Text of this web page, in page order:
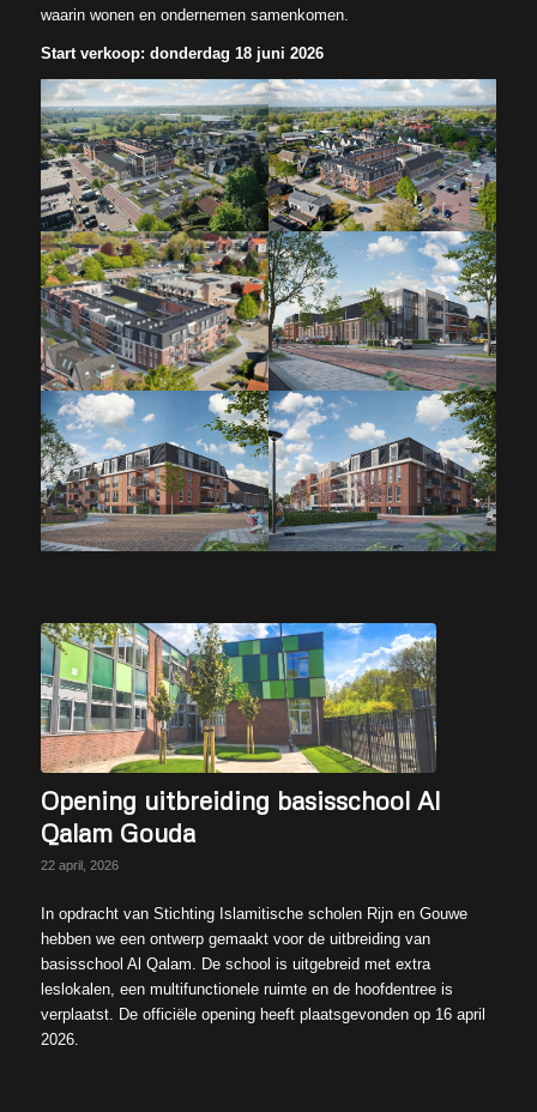
waarin wonen en ondernemen samenkomen.
Start verkoop: donderdag 18 juni 2026
Opening uitbreiding basisschool Al
Qalam Gouda
22 april, 2026
In opdracht van Stichting Islamitische scholen Rijn en Gouwe
hebben we een ontwerp gemaakt voor de uitbreiding van
basisschool Al Qalam. De school is uitgebreid met extra
leslokalen, een multifunctionele ruimte en de hoofdentree is
verplaatst. De officiële opening heeft plaatsgevonden op 16 april
2026.